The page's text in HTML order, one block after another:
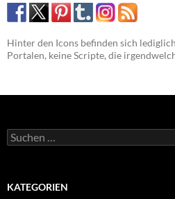
Hinter den Icons befinden sich
Portalen, keine Scripte, die
Suchen
nach:
KATEGORIEN